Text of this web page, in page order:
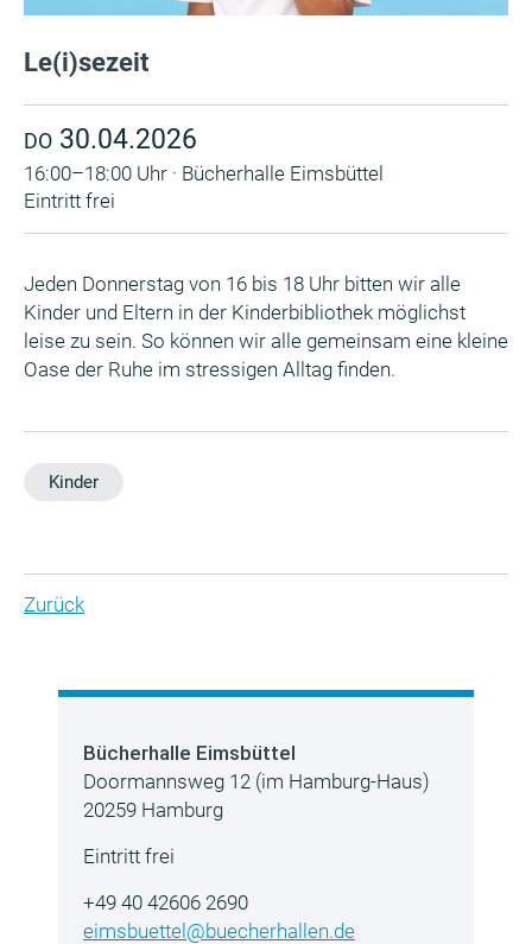
Le(i)sezeit
DO 30.04.2026
16:00–18:00 Uhr · Bücherhalle Eimsbüttel
Eintritt frei
Jeden Donnerstag von 16 bis 18 Uhr bitten wir alle
Kinder und Eltern in der Kinderbibliothek möglichst
leise zu sein. So können wir alle gemeinsam eine kleine
Oase der Ruhe im stressigen Alltag finden.
Kinder
Zurück
Bücherhalle Eimsbüttel
Doormannsweg 12 (im Hamburg-Haus)
20259 Hamburg
Eintritt frei
+49 40 42606 2690
eimsbuettel@buecherhallen.de